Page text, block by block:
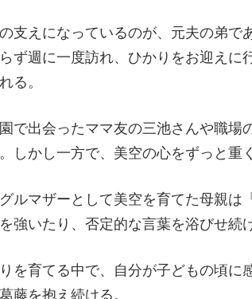
支えになっているのが、元夫の弟で
ず週に一度訪れ、ひかりをお迎え
る。
で出会ったママ友の三池さんや職場
しかし一方で、美空の心をずっと重
ルマザーとして美空を育てた母親は
強いたり、否定的な言葉を浴びせ続
を育てる中で、自分が子どもの頃に